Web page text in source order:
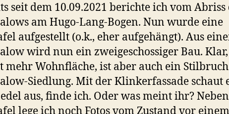
seit dem 10.09.2021 berichte ich vom Abriss
am Hugo-Lang-Bogen. Nun wurde eine
aufgestellt (o.k., eher aufgehängt). Aus
wird nun ein zweigeschossiger Bau.
mehr Wohnfläche, ist aber auch ein
Siedlung. Mit der Klinkerfassade schaut
aus, finde ich. Oder was meint ihr?
lege ich noch Fotos vom Zustand vor